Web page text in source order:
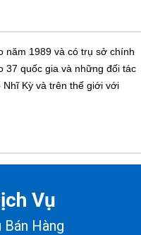
năm 1989 và có trụ sở chính
37 quốc gia và những đối tác
Kỳ và trên thế giới với
Vụ
Bán Hàng